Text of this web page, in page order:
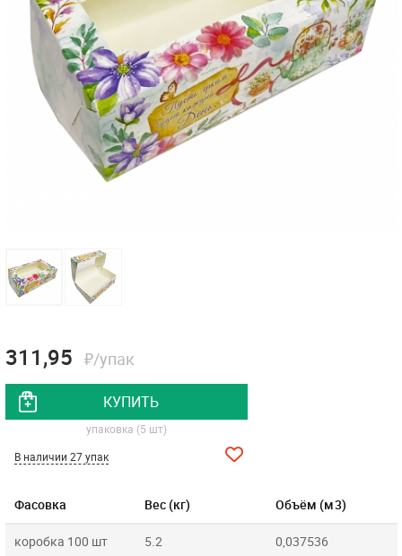
Фасовка Вес (кг) Объём (м3)
коробка 100 шт 5.2 0,037536
311,95 ₽/упак
КУПИТЬ
упаковка (5 шт)
В наличии 27 упак